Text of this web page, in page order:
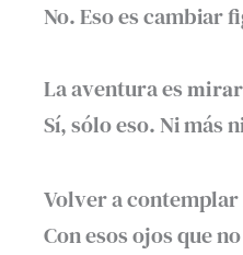
No. Eso es cambiar
La aventura es
Sí, sólo eso. Ni más
Volver a
Con esos ojos que